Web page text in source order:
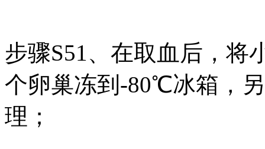
步骤S51、在取血后，将
个卵巢冻到-80℃冰箱，
理；